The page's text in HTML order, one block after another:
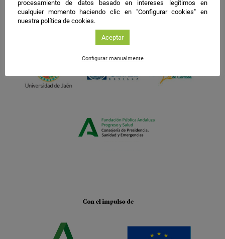
procesamiento de datos basado en intereses legítimos en
cualquier momento haciendo clic en "Configurar cookies" en
nuestra política de cookies.
Aceptar
Configurar manualmente